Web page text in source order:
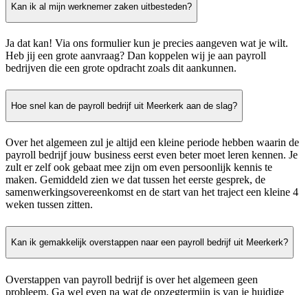
Kan ik al mijn werknemer zaken uitbesteden?
Ja dat kan! Via ons formulier kun je precies aangeven wat je wilt.
Heb jij een grote aanvraag? Dan koppelen wij je aan payroll
bedrijven die een grote opdracht zoals dit aankunnen.
Hoe snel kan de payroll bedrijf uit Meerkerk aan de slag?
Over het algemeen zul je altijd een kleine periode hebben waarin de
payroll bedrijf jouw business eerst even beter moet leren kennen. Je
zult er zelf ook gebaat mee zijn om even persoonlijk kennis te
maken. Gemiddeld zien we dat tussen het eerste gesprek, de
samenwerkingsovereenkomst en de start van het traject een kleine 4
weken tussen zitten.
Kan ik gemakkelijk overstappen naar een payroll bedrijf uit Meerkerk?
Overstappen van payroll bedrijf is over het algemeen geen
probleem. Ga wel even na wat de opzegtermijn is van je huidige